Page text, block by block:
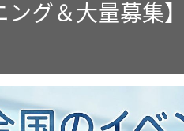
ング＆大量募集